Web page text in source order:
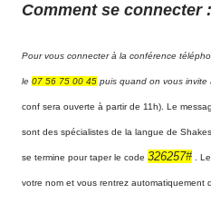
Comment se connecter :
Pour vous connecter à la conférence
le 07 56 75 00 45 puis quand on vous
conf sera ouverte à partir de 11h). Le
sont des spécialistes de la langue de
se termine pour taper le code 326257# .
votre nom et vous rentrez automatiquement